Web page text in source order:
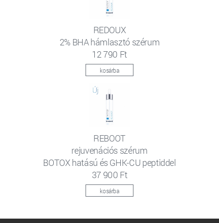
REDOUX
2% BHA hámlasztó szérum
12 790 Ft
kosárba
REBOOT
rejuvenációs szérum
BOTOX hatású és GHK-CU peptiddel
37 900 Ft
kosárba